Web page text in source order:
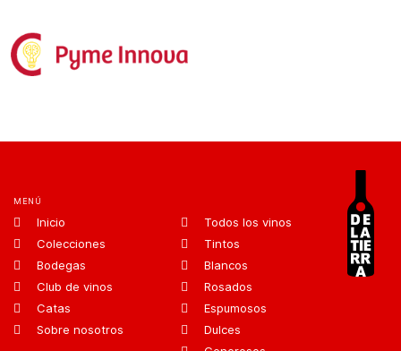
MENÚ
Inicio
Colecciones
Bodegas
Club de vinos
Catas
Sobre nosotros
Todos los vinos
Tintos
Blancos
Rosados
Espumosos
Dulces